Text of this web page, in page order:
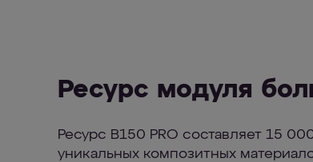
Ресурс модуля
Ресурс В150 PRO составляет 15
уникальных композитных